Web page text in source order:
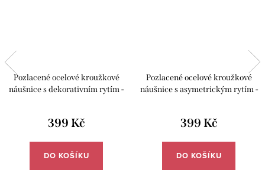
Pozlacené ocelové kroužkové
náušnice s dekorativním rytím -
399 Kč
DO KOŠÍKU
Pozlacené ocelové kroužkové
náušnice s asymetrickým rytím -
399 Kč
DO KOŠÍKU